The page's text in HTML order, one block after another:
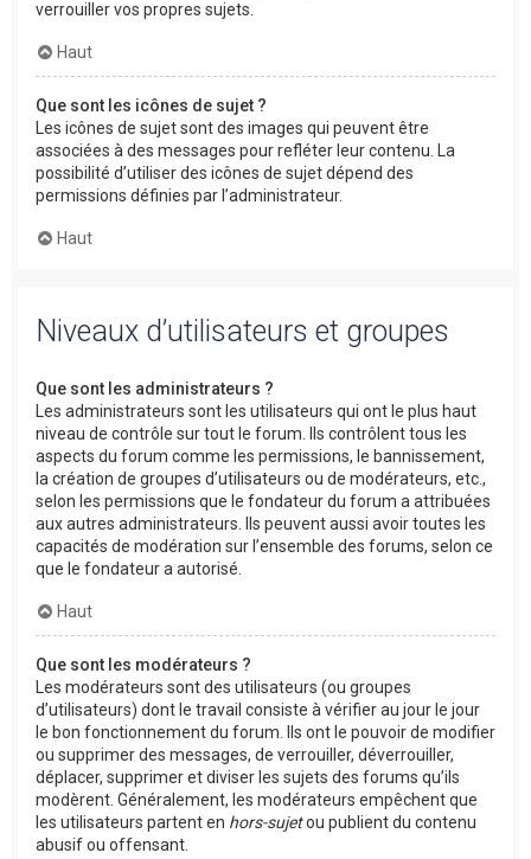
verrouiller vos propres sujets.
Haut
Que sont les icônes de sujet ?
Les icônes de sujet sont des images qui peuvent être
associées à des messages pour refléter leur contenu. La
possibilité d’utiliser des icônes de sujet dépend des
permissions définies par l’administrateur.
Haut
Niveaux d’utilisateurs et groupes
Que sont les administrateurs ?
Les administrateurs sont les utilisateurs qui ont le plus haut
niveau de contrôle sur tout le forum. Ils contrôlent tous les
aspects du forum comme les permissions, le bannissement,
la création de groupes d’utilisateurs ou de modérateurs, etc.,
selon les permissions que le fondateur du forum a attribuées
aux autres administrateurs. Ils peuvent aussi avoir toutes les
capacités de modération sur l’ensemble des forums, selon ce
que le fondateur a autorisé.
Haut
Que sont les modérateurs ?
Les modérateurs sont des utilisateurs (ou groupes
d’utilisateurs) dont le travail consiste à vérifier au jour le jour
le bon fonctionnement du forum. Ils ont le pouvoir de modifier
ou supprimer des messages, de verrouiller, déverrouiller,
déplacer, supprimer et diviser les sujets des forums qu’ils
modèrent. Généralement, les modérateurs empêchent que
les utilisateurs partent en hors-sujetou publient du contenu
abusif ou offensant.